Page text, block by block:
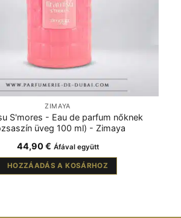
ZIMAYA
S'mores - Eau de parfum nőknek
üveg 100 ml) - Zimaya
44,90€ Áfával együtt
HOZZÁADÁS A KOSÁRHOZ